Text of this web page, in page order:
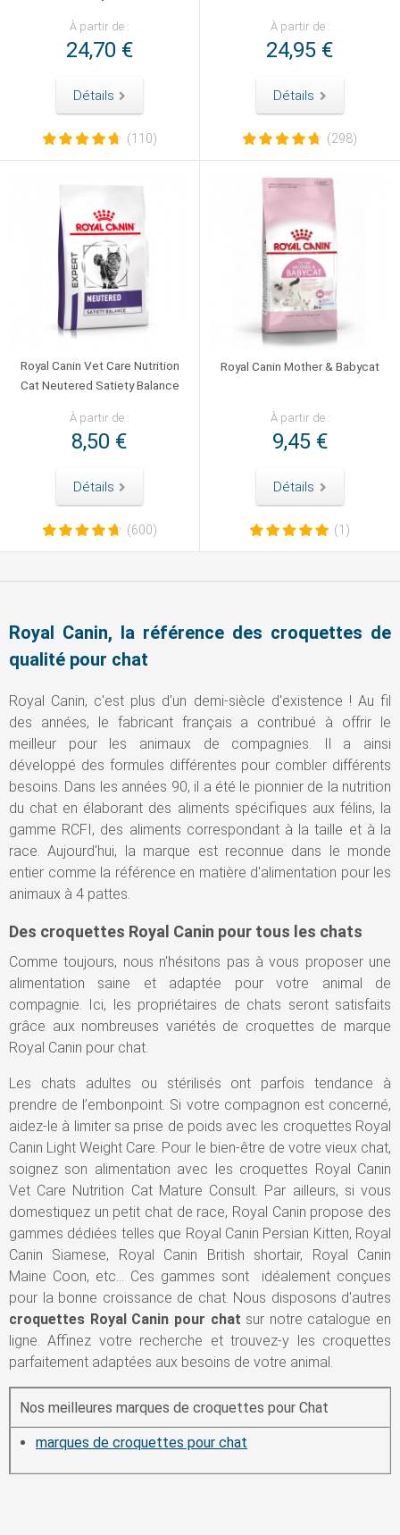
À partir de :
24,70 €
Détails
(110)
À partir de :
24,95 €
Détails
(298)
Royal Canin Vet Care Nutrition
Cat Neutered Satiety Balance
À partir de :
8,50 €
Détails
(600)
Royal Canin Mother & Babycat
À partir de :
9,45 €
Détails
(1)
Royal Canin, la référence des croquettes de
qualité pour chat
Royal Canin, c'est plus d'un demi-siècle d'existence ! Au fil
des années, le fabricant français a contribué à offrir le
meilleur pour les animaux de compagnies. Il a ainsi
développé des formules différentes pour combler différents
besoins. Dans les années 90, il a été le pionnier de la nutrition
du chat en élaborant des aliments spécifiques aux félins, la
gamme RCFI, des aliments correspondant à la taille et à la
race. Aujourd'hui, la marque est reconnue dans le monde
entier comme la référence en matière d'alimentation pour les
animaux à 4 pattes.
Des croquettes Royal Canin pour tous les chats
Comme toujours, nous n'hésitons pas à vous proposer une
alimentation saine et adaptée pour votre animal de
compagnie. Ici, les propriétaires de chats seront satisfaits
grâce aux nombreuses variétés de croquettes de marque
Royal Canin pour chat.
Les chats adultes ou stérilisés ont parfois tendance à
prendre de l’embonpoint. Si votre compagnon est concerné,
aidez-le à limiter sa prise de poids avec les croquettes Royal
Canin Light Weight Care. Pour le bien-être de votre vieux chat,
soignez son alimentation avec les croquettes Royal Canin
Vet Care Nutrition Cat Mature Consult. Par ailleurs, si vous
domestiquez un petit chat de race, Royal Canin propose des
gammes dédiées telles que Royal Canin Persian Kitten, Royal
Canin Siamese, Royal Canin British shortair, Royal Canin
Maine Coon, etc… Ces gammes sont idéalement conçues
pour la bonne croissance de chat. Nous disposons d'autres
croquettes Royal Canin pour chat sur notre catalogue en
ligne. Affinez votre recherche et trouvez-y les croquettes
parfaitement adaptées aux besoins de votre animal.
Nos meilleures marques de croquettes pour Chat
marques de croquettes pour chat